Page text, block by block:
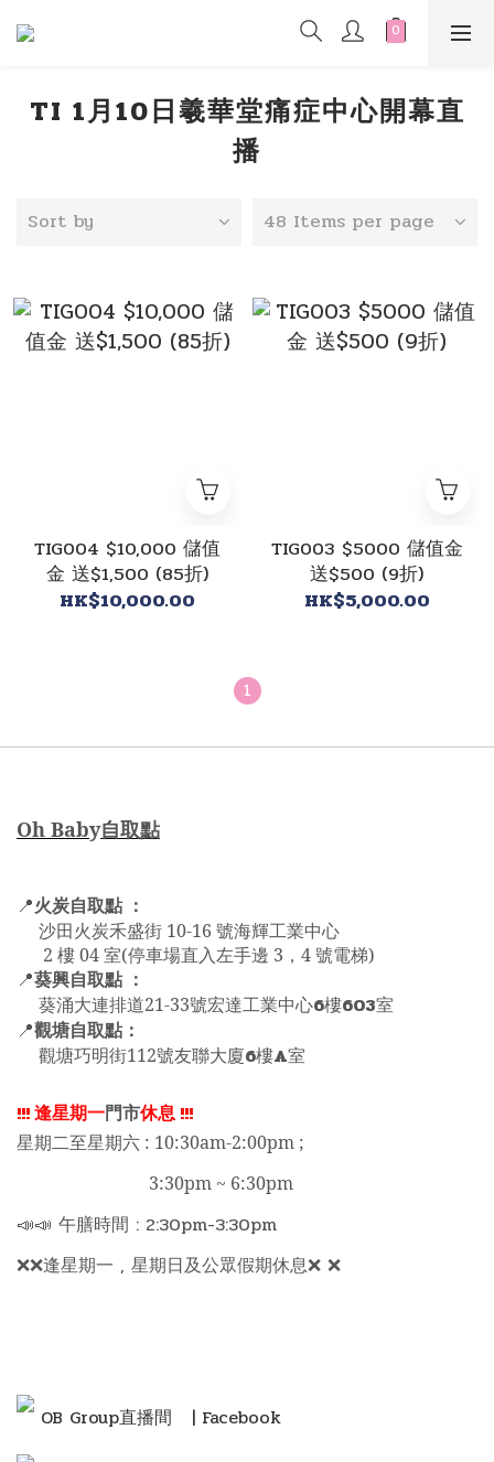
TI 1月10日羲華堂痛症中心開幕直
播
Sort by 48 Items per page
TIG004 $10,000 儲值
金 送$1,500 (85折)
HK$10,000.00
TIG003 $5000 儲值金
送$500 (9折)
HK$5,000.00
1
Oh Baby自取點
📍火炭自取點 ：
沙田火炭禾盛街 10-16 號海輝工業中心
2 樓 04 室(停車場直入左手邊 3，4 號電梯)
📍葵興自取點 ：
葵涌大連排道21-33號宏達工業中心6樓603室
📍觀塘自取點：
觀塘巧明街112號友聯大廈6樓A室
!!!逢星期一門市休息 !!!
星期二至星期六 : 10:30am-2:00pm ;
3:30pm ~ 6:30pm
📣📣 午膳時間 : 2:30pm-3:30pm
❌❌逢星期一 , 星期日及公眾假期休息❌ ❌
OB Group直播間 | Facebook